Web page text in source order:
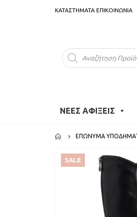
ΚΑΤΑΣΤΗΜΑΤΑ ΕΠΙΚΟΙΝΩΝΙΑ
Products
search
ΝΕΕΣ ΑΦΙΞΕΙΣ
ΕΠΏΝΥΜΑ
SALE